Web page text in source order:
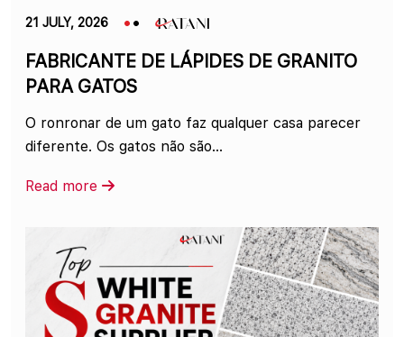
21 JULY, 2026
FABRICANTE DE LÁPIDES DE GRANITO
PARA GATOS
O ronronar de um gato faz qualquer casa parecer
diferente. Os gatos não são...
Read more